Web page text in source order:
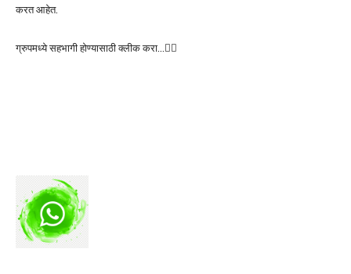
करत आहेत.
ग्रुपमध्ये सहभागी होण्यासाठी क्लीक करा…👆🏻